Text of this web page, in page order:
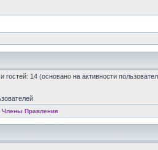
гостей: 14 (основано на активности
Члены Правления